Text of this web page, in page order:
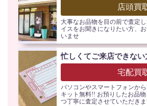
店頭買
大事なお品物を目の前で査定
イスをお聞きになりたい方、
いませ
忙しくてご来店できない
宅配買
パソコンやスマートフォンか
キット無料!! お預りしたお品
つ丁寧に査定させていただき